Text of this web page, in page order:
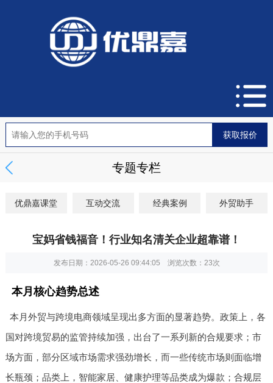
专题专栏
优鼎嘉课堂 互动交流 经典案例 外贸助手
宝妈省钱福音！行业知名清关企业超靠谱！
发布日期：2026-05-26 09:44:05 浏览次数： 23次
本月核心趋势总述
本月外贸与跨境电商领域呈现出多方面的显著趋势。政策上，各
国对跨境贸易的监管持续加强，出台了一系列新的合规要求；市
场方面，部分区域市场需求强劲增长，而一些传统市场则面临增
长瓶颈；品类上，智能家居、健康护理等品类成为爆款；合规层